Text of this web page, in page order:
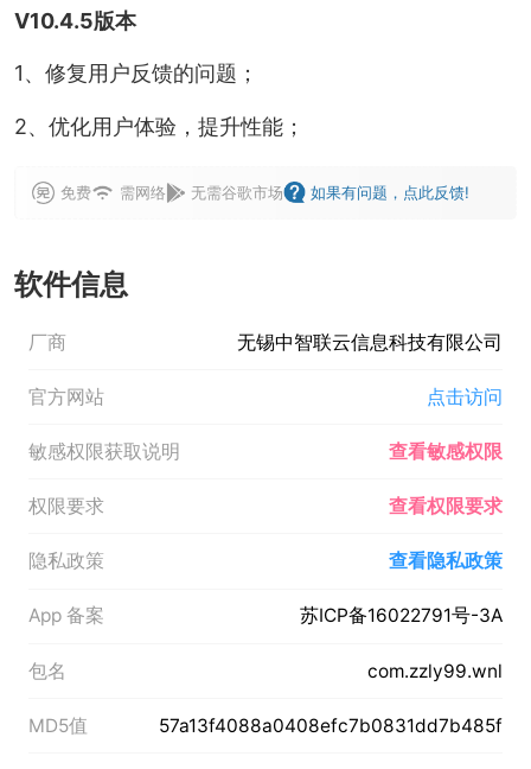
V10.4.5版本
1、修复用户反馈的问题；
2、优化用户体验，提升性能；
免费 需网络 无需谷歌市场 如果有问题，点此反馈!
软件信息
厂商 无锡中智联云信息科技有限公司
官方网站 点击访问
敏感权限获取说明 查看敏感权限
权限要求 查看权限要求
隐私政策 查看隐私政策
App 备案 苏ICP备16022791号-3A
包名 com.zzly99.wnl
MD5值 57a13f4088a0408efc7b0831dd7b485f